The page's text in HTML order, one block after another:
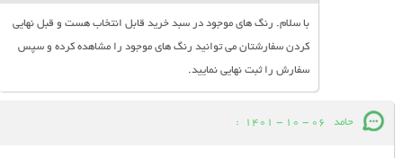
با سلام. رنگ های موجود در سبد خرید قابل انتخاب هست و قبل نهایی
کردن سفارشتان می توانید رنگ های موجود را مشاهده کرده و سپس
سفارش را ثبت نهایی نمایید.
حامد 06 - 10 - 1401
: